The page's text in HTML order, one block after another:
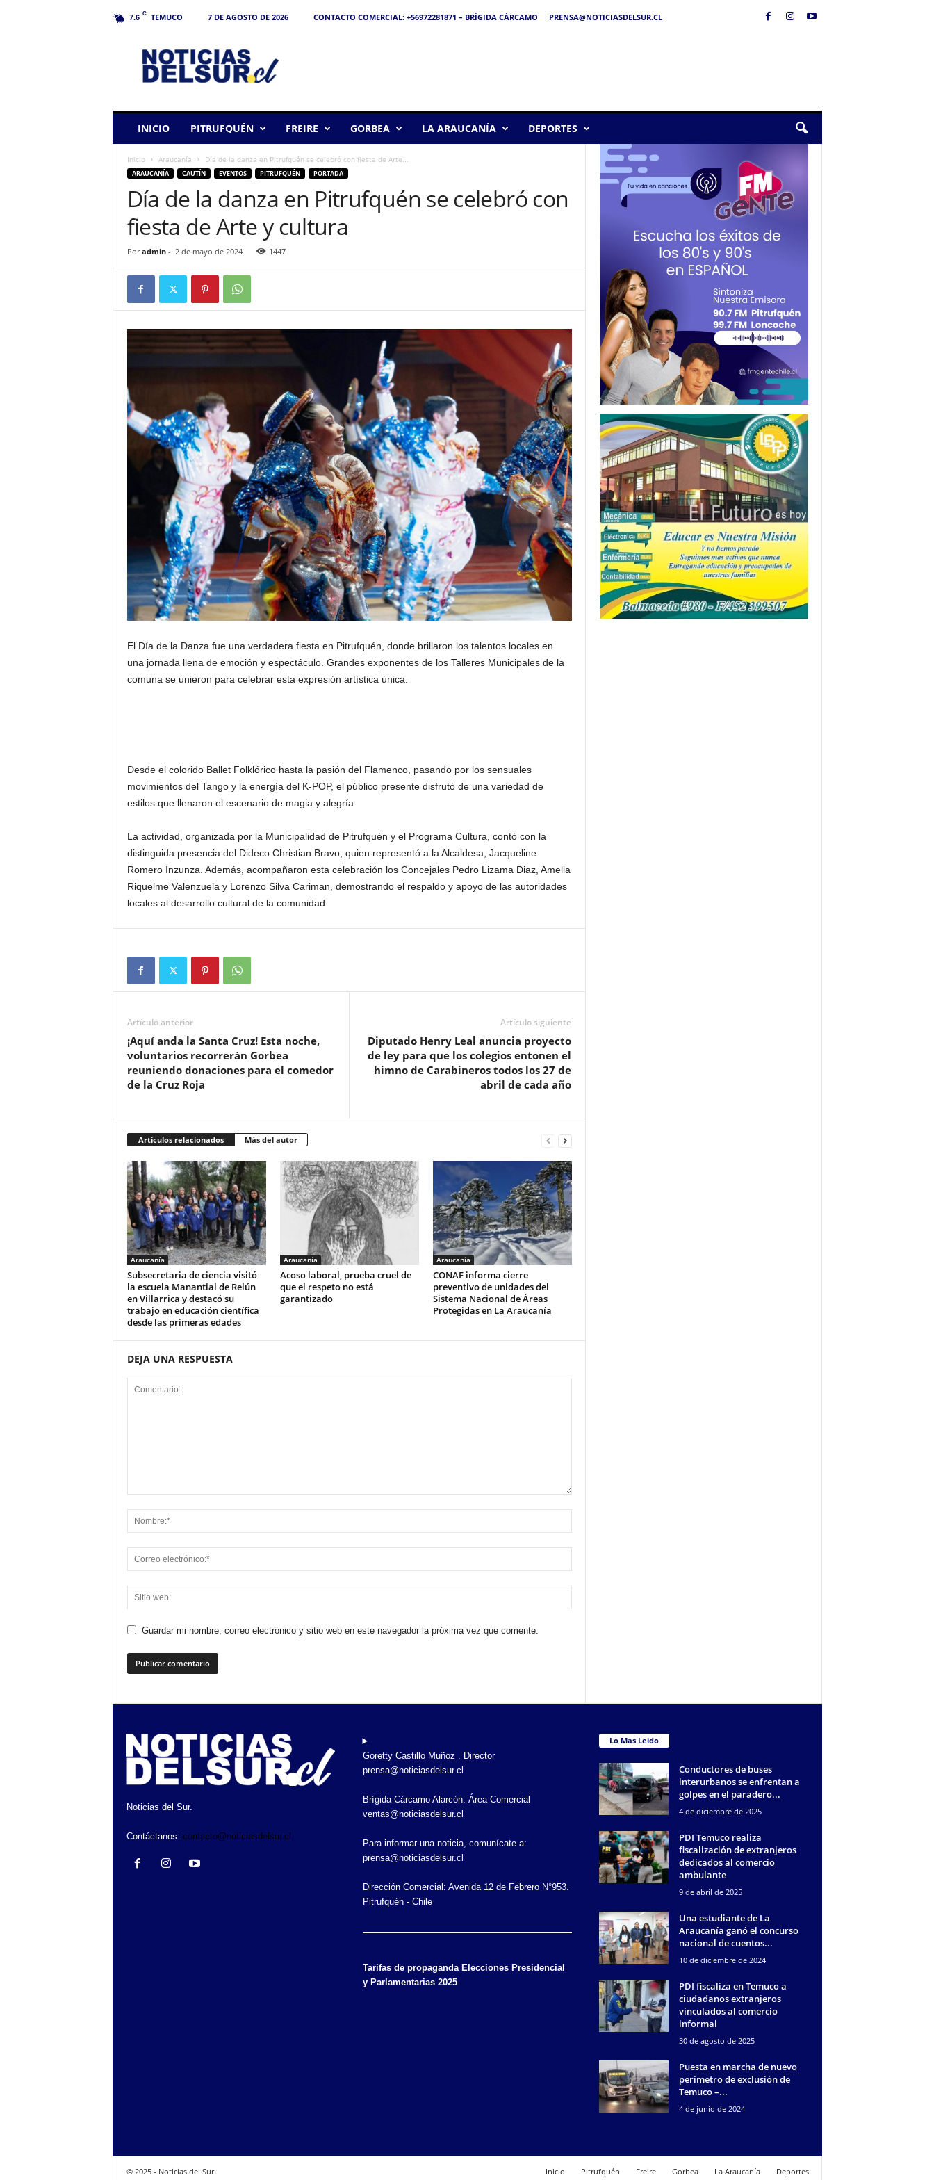
7.6 C TEMUCO 7 DE AGOSTO DE 2026 CONTACTO COMERCIAL: +56972281871 – BRÍGIDA CÁRCAMO
PRENSA@NOTICIASDELSUR.CL
INICIO PITRUFQUÉN FREIRE GORBEA LA ARAUCANÍA DEPORTES
Inicio Araucanía Día de la danza en Pitrufquén se celebró con fiesta de Arte...
ARAUCANÍA CAUTÍN EVENTOS PITRUFQUÉN PORTADA
Día de la danza en Pitrufquén se celebró con
fiesta de Arte y cultura
Por admin- 2 de mayo de 2024 1447
El Día de la Danza fue una verdadera fiesta en Pitrufquén, donde brillaron los talentos locales en
una jornada llena de emoción y espectáculo. Grandes exponentes de los Talleres Municipales de la
comuna se unieron para celebrar esta expresión artística única.
Desde el colorido Ballet Folklórico hasta la pasión del Flamenco, pasando por los sensuales
movimientos del Tango y la energía del K-POP, el público presente disfrutó de una variedad de
estilos que llenaron el escenario de magia y alegría.
La actividad, organizada por la Municipalidad de Pitrufquén y el Programa Cultura, contó con la
distinguida presencia del Dideco Christian Bravo, quien representó a la Alcaldesa, Jacqueline
Romero Inzunza. Además, acompañaron esta celebración los Concejales Pedro Lizama Diaz, Amelia
Riquelme Valenzuela y Lorenzo Silva Cariman, demostrando el respaldo y apoyo de las autoridades
locales al desarrollo cultural de la comunidad.
Artículo anterior
¡Aquí anda la Santa Cruz! Esta noche,
voluntarios recorrerán Gorbea
reuniendo donaciones para el comedor
de la Cruz Roja
Artículo siguiente
Diputado Henry Leal anuncia proyecto
de ley para que los colegios entonen el
himno de Carabineros todos los 27 de
abril de cada año
Artículos relacionados Más del autor
Araucanía
Subsecretaria de ciencia visitó
la escuela Manantial de Relún
en Villarrica y destacó su
trabajo en educación científica
desde las primeras edades
Araucanía
Acoso laboral, prueba cruel de
que el respeto no está
garantizado
Araucanía
CONAF informa cierre
preventivo de unidades del
Sistema Nacional de Áreas
Protegidas en La Araucanía
DEJA UNA RESPUESTA
Guardar mi nombre, correo electrónico y sitio web en este navegador la próxima vez que comente.
Noticias del Sur.
Contáctanos: contacto@noticiasdelsur.cl
Goretty Castillo Muñoz . Director
prensa@noticiasdelsur.cl
Brígida Cárcamo Alarcón. Área Comercial
ventas@noticiasdelsur.cl
Para informar una noticia, comunícate a:
prensa@noticiasdelsur.cl
Dirección Comercial: Avenida 12 de Febrero N°953.
Pitrufquén - Chile
Tarifas de propaganda Elecciones Presidencial
y Parlamentarias 2025
Lo Mas Leido
Conductores de buses
interurbanos se enfrentan a
golpes en el paradero...
4 de diciembre de 2025
PDI Temuco realiza
fiscalización de extranjeros
dedicados al comercio
ambulante
9 de abril de 2025
Una estudiante de La
Araucanía ganó el concurso
nacional de cuentos...
10 de diciembre de 2024
PDI fiscaliza en Temuco a
ciudadanos extranjeros
vinculados al comercio
informal
30 de agosto de 2025
Puesta en marcha de nuevo
perímetro de exclusión de
Temuco –...
4 de junio de 2024
Inicio Pitrufquén Freire Gorbea La Araucanía Deportes
© 2025 - Noticias del Sur